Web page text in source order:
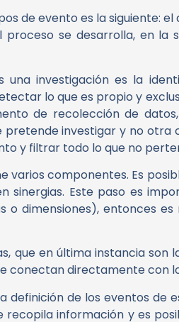
de evento es la siguiente:
se desarrolla, en la
investigación es la
lo que es propio y
de recolección de
investigar y no otra
y filtrar todo lo que no
componentes. Es
Este paso es
dimensiones), entonces
que en última instancia son
conectan directamente con
de los eventos de
información y es